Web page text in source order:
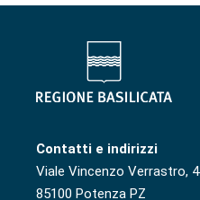
Contatti e indirizzi
Viale Vincenzo Verrastro, 4
85100 Potenza PZ